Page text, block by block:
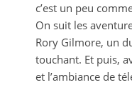
c’est un peu
On suit les
Rory Gilmore, un
touchant. Et puis,
et l’ambiance de